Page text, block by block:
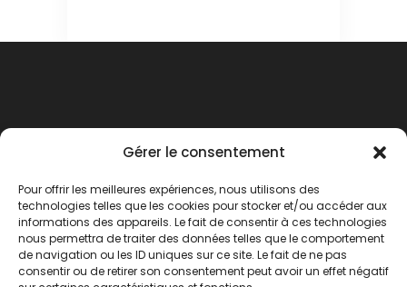
Gérer le consentement
Pour offrir les meilleures expériences, nous utilisons des
technologies telles que les cookies pour stocker et/ou accéder aux
informations des appareils. Le fait de consentir à ces technologies
nous permettra de traiter des données telles que le comportement
de navigation ou les ID uniques sur ce site. Le fait de ne pas
consentir ou de retirer son consentement peut avoir un effet négatif